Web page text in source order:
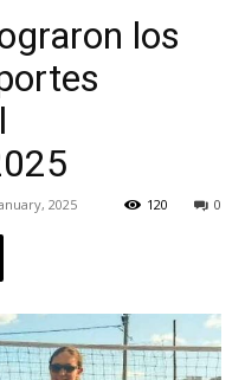
los
2025 0
120